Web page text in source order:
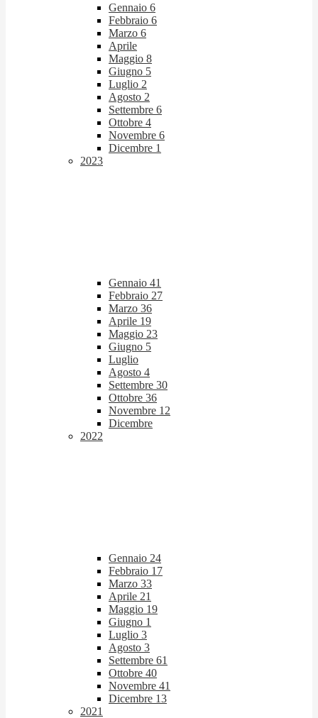
Gennaio 6
Febbraio 6
Marzo 6
Aprile
Maggio 8
Giugno 5
Luglio 2
Agosto 2
Settembre 6
Ottobre 4
Novembre 6
Dicembre 1
2023
Gennaio 41
Febbraio 27
Marzo 36
Aprile 19
Maggio 23
Giugno 5
Luglio
Agosto 4
Settembre 30
Ottobre 36
Novembre 12
Dicembre
2022
Gennaio 24
Febbraio 17
Marzo 33
Aprile 21
Maggio 19
Giugno 1
Luglio 3
Agosto 3
Settembre 61
Ottobre 40
Novembre 41
Dicembre 13
2021